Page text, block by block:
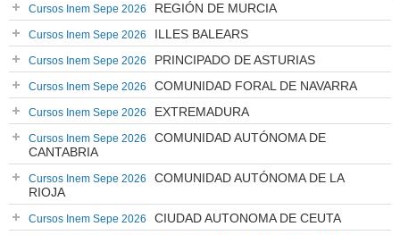
Cursos Inem Sepe 2026 REGIÓN DE MURCIA
Cursos Inem Sepe 2026 ILLES BALEARS
Cursos Inem Sepe 2026 PRINCIPADO DE ASTURIAS
Cursos Inem Sepe 2026 COMUNIDAD FORAL DE NAVARRA
Cursos Inem Sepe 2026 EXTREMADURA
Cursos Inem Sepe 2026
COMUNIDAD AUTÓNOMA DE
CANTABRIA
Cursos Inem Sepe 2026
COMUNIDAD AUTÓNOMA DE LA
RIOJA
Cursos Inem Sepe 2026 CIUDAD AUTONOMA DE CEUTA